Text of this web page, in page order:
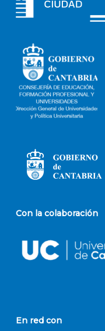
Con la colaboración
En red con